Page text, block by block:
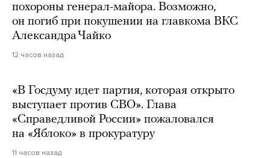
похороны генерал-майора. Возможно,
он погиб при покушении на главкома ВКС
Александра Чайко
12 часов назад
«В Госдуму идет партия, которая открыто
выступает против СВО». Глава
«Справедливой России» пожаловался
на «Яблоко» в прокуратуру
11 часов назад